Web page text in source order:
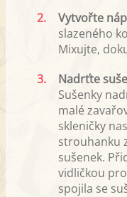
2.
Vytvořte
slazeného
Mixujte,
3.
Nadrťte
Sušenky
malé
skleničky
strouhanku
sušenek.
vidličkou
spojila se